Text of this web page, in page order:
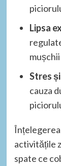
Lipsa
Stres
cauza
Înțelegerea
activitățile
spate ce